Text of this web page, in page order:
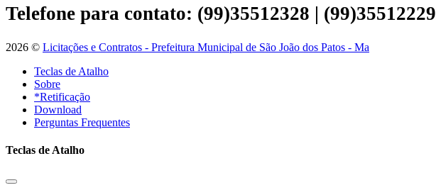
Telefone para contato: (99)35512328 | (99)35512229
2026 © Licitações e Contratos - Prefeitura Municipal de São João dos Patos - Ma
Teclas de Atalho
Sobre
*Retificação
Download
Perguntas Frequentes
Teclas de Atalho